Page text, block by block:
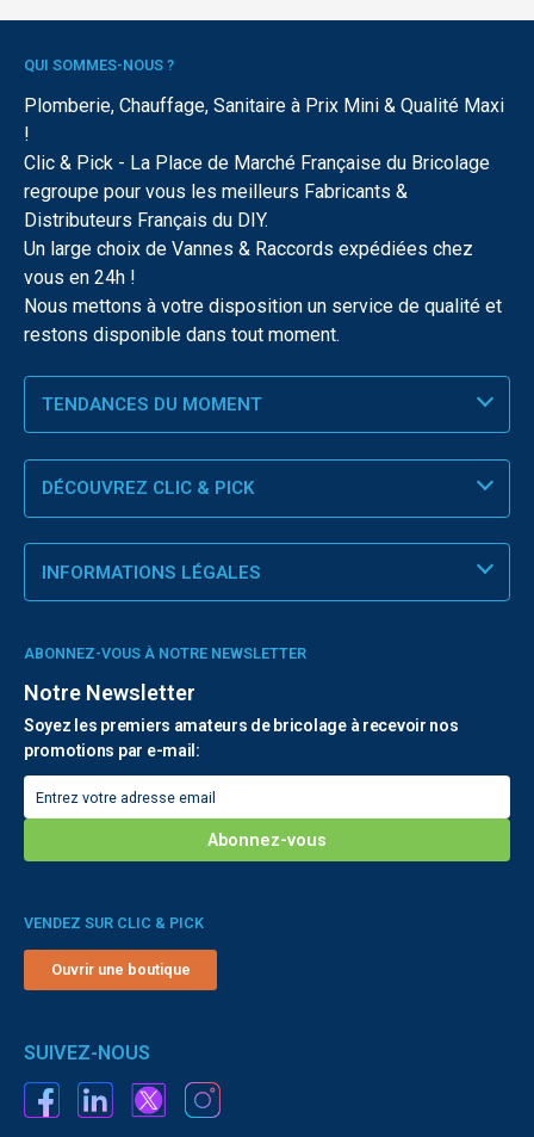
QUI SOMMES-NOUS ?
Plomberie, Chauffage, Sanitaire à Prix Mini & Qualité Maxi
!
Clic & Pick - La Place de Marché Française du Bricolage
regroupe pour vous les meilleurs Fabricants &
Distributeurs Français du DIY.
Un large choix de Vannes & Raccords expédiées chez
vous en 24h !
Nous mettons à votre disposition un service de qualité et
restons disponible dans tout moment.
TENDANCES DU MOMENT
DÉCOUVREZ CLIC & PICK
INFORMATIONS LÉGALES
ABONNEZ-VOUS À NOTRE NEWSLETTER
Notre Newsletter
Soyez les premiers amateurs de bricolage à recevoir nos
promotions par e-mail:
VENDEZ SUR CLIC & PICK
Ouvrir une boutique
SUIVEZ-NOUS